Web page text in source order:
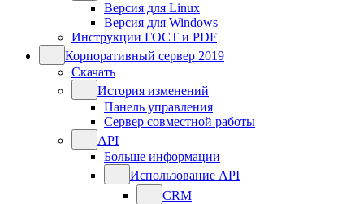
Версия для Linux
Версия для Windows
Инструкции ГОСТ и PDF
Корпоративный сервер 2019
Скачать
История изменений
Панель управления
Сервер совместной работы
API
Больше информации
Использование API
CRM